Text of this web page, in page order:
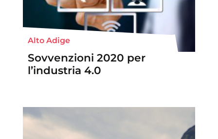
Alto Adige
Sovvenzioni 2020 per
l’industria 4.0